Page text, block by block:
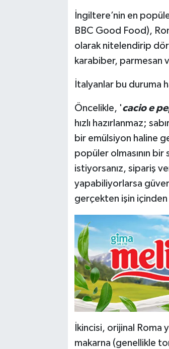
İngiltere’nin en
BBC Good Food),
olarak nitelendirip
karabiber, parmesan
İtalyanlar bu duruma
Öncelikle, 'cacio e
hızlı hazırlanmaz;
bir emülsiyon haline
popüler olmasının
istiyorsanız, sipariş
yapabiliyorlarsa
gerçekten işin içinden
İkincisi, orijinal
makarna (genellikle